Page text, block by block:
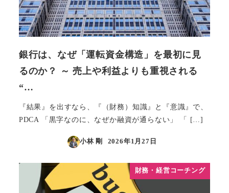
銀行は、なぜ「運転資金構造」を最初に見
るのか？ ～ 売上や利益よりも重視される
“…
『結果』を出すなら、『（財務）知識』と『意識』で、
PDCA 「黒字なのに、なぜか融資が通らない」 「 […]
小林 剛
投稿日
2026年1月27日
財務・経営コーチング